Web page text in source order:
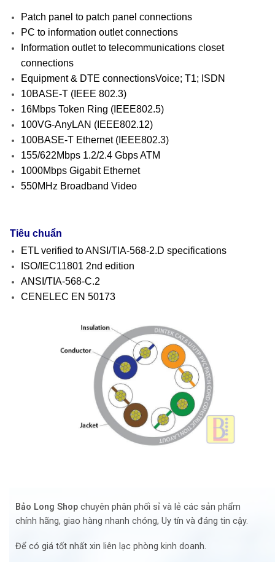
Patch panel to patch panel connections
PC to information outlet connections
Information outlet to telecommunications closet
connections
Equipment & DTE connectionsVoice; T1; ISDN
10BASE-T (IEEE 802.3)
16Mbps Token Ring (IEEE802.5)
100VG-AnyLAN (IEEE802.12)
100BASE-T Ethernet (IEEE802.3)
155/622Mbps 1.2/2.4 Gbps ATM
1000Mbps Gigabit Ethernet
550MHz Broadband Video
Tiêu chuẩn
ETL verified to ANSI/TIA-568-2.D specifications
ISO/IEC11801 2nd edition
ANSI/TIA-568-C.2
CENELEC EN 50173
Bảo Long Shop chuyên phân phối sỉ và lẻ các sản phẩm
chính hãng, giao hàng nhanh chóng, Uy tín và đáng tin cậy.
Để có giá tốt nhất xin liên lạc phòng kinh doanh.